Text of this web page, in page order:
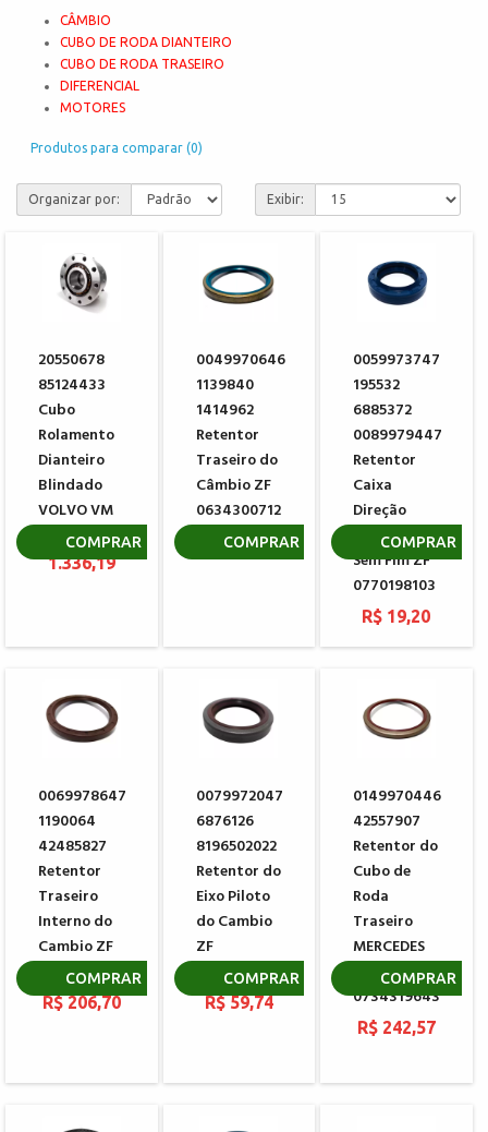
CÂMBIO
CUBO DE RODA DIANTEIRO
CUBO DE RODA TRASEIRO
DIFERENCIAL
MOTORES
Produtos para comparar (0)
Organizar por: Exibir:
20550678
85124433
Cubo
Rolamento
Dianteiro
Blindado
VOLVO VM
R$
1.336,19
COMPRAR
0049970646
1139840
1414962
Retentor
Traseiro do
Câmbio ZF
0634300712
R$ 51,13
COMPRAR
0059973747
195532
6885372
0089979447
Retentor
Caixa
Direção
Hidráulica
Sem Fim ZF
0770198103
R$ 19,20
COMPRAR
0069978647
1190064
42485827
Retentor
Traseiro
Interno do
Cambio ZF
0734310109
R$ 206,70
COMPRAR
0079972047
6876126
8196502022
Retentor do
Eixo Piloto
do Cambio
ZF
0734310108
R$ 59,74
COMPRAR
0149970446
42557907
Retentor do
Cubo de
Roda
Traseiro
MERCEDES
BENZ - ZF
0734319643
R$ 242,57
COMPRAR